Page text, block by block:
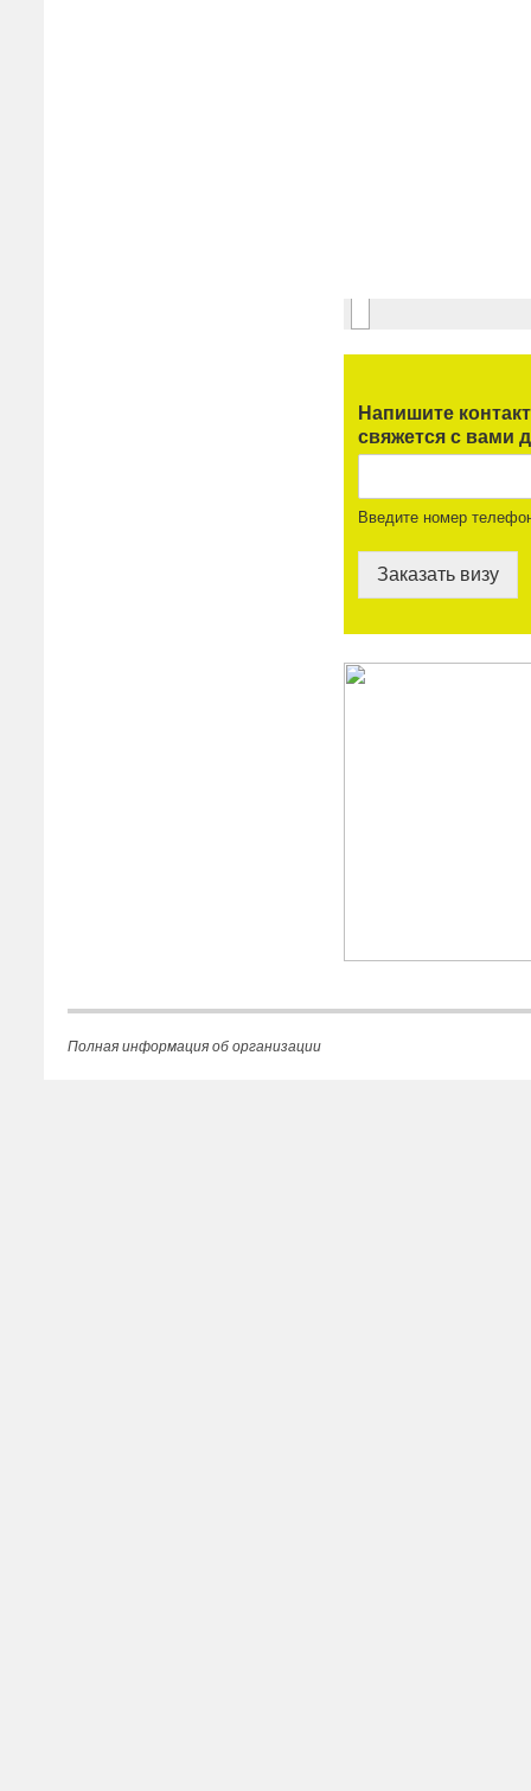
Напишите
свяжется с вами
Введите номер
Заказать визу
Полная информация об организации